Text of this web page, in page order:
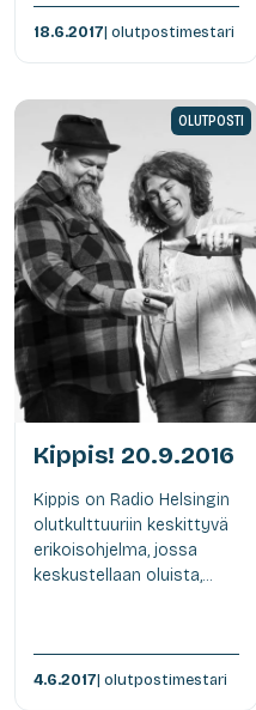
18.6.2017| olutpostimestari
OLUTPOSTI
Kippis! 20.9.2016
Kippis on Radio Helsingin
olutkulttuuriin keskittyvä
erikoisohjelma, jossa
keskustellaan oluista,...
4.6.2017| olutpostimestari